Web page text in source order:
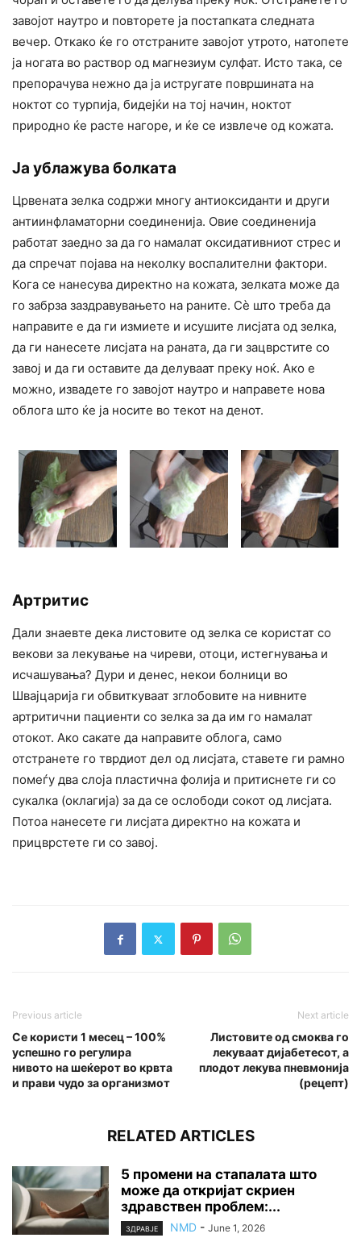
завојот наутро и повторете ја постапката следната
вечер. Откако ќе го отстраните завојот утрото, натопете
ја ногата во раствор од магнезиум сулфат. Исто така, се
препорачува нежно да ја истругате површината на
ноктот со турпија, бидејќи на тој начин, ноктот
природно ќе расте нагоре, и ќе се извлече од кожата.
Ја ублажува болката
Црвената зелка содржи многу антиоксиданти и други
антиинфламаторни соединенија. Овие соединенија
работат заедно за да го намалат оксидативниот стрес и
да спречат појава на неколку воспалителни фактори.
Кога се нанесува директно на кожата, зелката може да
го забрза заздравувањето на раните. Сè што треба да
направите е да ги измиете и исушите лисјата од зелка,
да ги нанесете лисјата на раната, да ги зацврстите со
завој и да ги оставите да делуваат преку ноќ. Ако е
можно, извадете го завојот наутро и направете нова
облога што ќе ја носите во текот на денот.
Артритис
Дали знаевте дека листовите од зелка се користат со
векови за лекување на чиреви, отоци, истегнувања и
исчашувања? Дури и денес, некои болници во
Швајцарија ги обвиткуваат зглобовите на нивните
артритични пациенти со зелка за да им го намалат
отокот. Ако сакате да направите облога, само
отстранете го тврдиот дел од лисјата, ставете ги рамно
помеѓу два слоја пластична фолија и притиснете ги со
сукалка (оклагија) за да се ослободи сокот од лисјата.
Потоа нанесете ги лисјата директно на кожата и
прицврстете ги со завој.
Previous article
Се користи 1 месец – 100%
успешно го регулира
нивото на шеќерот во крвта
и прави чудо за организмот
Next article
Листовите од смоква го
лекуваат дијабетесот, а
плодот лекува пневмонија
(рецепт)
RELATED ARTICLES
5 промени на стапалата што
може да откријат скриен
здравствен проблем:...
ЗДРАВЈЕ NMD - June 1, 2026